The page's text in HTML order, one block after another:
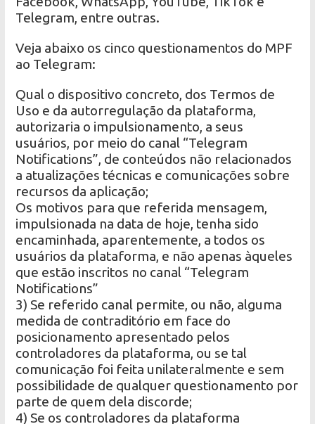
Telegram, entre outras.
Veja abaixo os cinco questionamentos do MPF
ao Telegram:
Qual o dispositivo concreto, dos Termos de
Uso e da autorregulação da plataforma,
autorizaria o impulsionamento, a seus
usuários, por meio do canal “Telegram
Notifications”, de conteúdos não relacionados
a atualizações técnicas e comunicações sobre
recursos da aplicação;
Os motivos para que referida mensagem,
impulsionada na data de hoje, tenha sido
encaminhada, aparentemente, a todos os
usuários da plataforma, e não apenas àqueles
que estão inscritos no canal “Telegram
Notifications”
3) Se referido canal permite, ou não, alguma
medida de contraditório em face do
posicionamento apresentado pelos
controladores da plataforma, ou se tal
comunicação foi feita unilateralmente e sem
possibilidade de qualquer questionamento por
parte de quem dela discorde;
4) Se os controladores da plataforma